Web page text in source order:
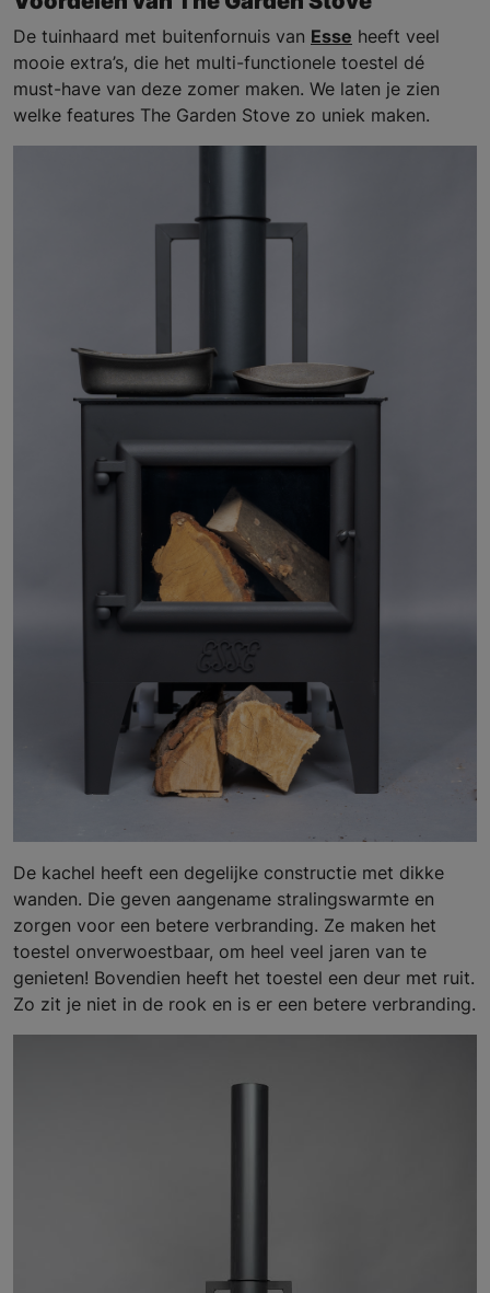
De tuinhaard met buitenfornuis van Esse heeft veel
mooie extra’s, die het multi-functionele toestel dé
must-have van deze zomer maken. We laten je zien
welke features The Garden Stove zo uniek maken.
De kachel heeft een degelijke constructie met dikke
wanden. Die geven aangename stralingswarmte en
zorgen voor een betere verbranding. Ze maken het
toestel onverwoestbaar, om heel veel jaren van te
genieten! Bovendien heeft het toestel een deur met ruit.
Zo zit je niet in de rook en is er een betere verbranding.